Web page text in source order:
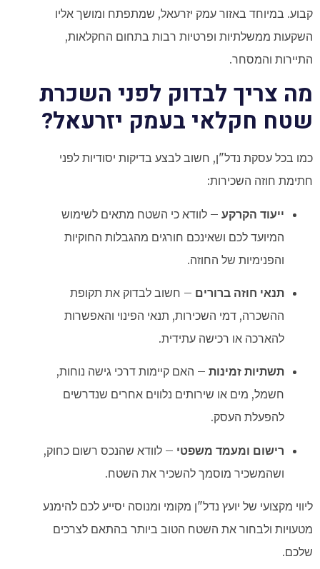
קבוע. במיוחד באזור עמק יזרעאל, שמתפתח ומושך אליו
השקעות ממשלתיות ופרטיות רבות בתחום החקלאות,
התיירות והמסחר.
מה צריך לבדוק לפני השכרת
שטח חקלאי בעמק יזרעאל?
כמו בכל עסקת נדל"ן, חשוב לבצע בדיקות יסודיות לפני
חתימת חוזה השכירות:
ייעוד הקרקע – לוודא כי השטח מתאים לשימוש
המיועד לכם ושאינכם חורגים מהגבלות החוקיות
והפנימיות של החוזה.
תנאי חוזה ברורים – חשוב לבדוק את תקופת
ההשכרה, דמי השכירות, תנאי הפינוי והאפשרות
להארכה או רכישה עתידית.
תשתיות זמינות – האם קיימות דרכי גישה נוחות,
חשמל, מים או שירותים נלווים אחרים שנדרשים
להפעלת העסק.
רישום ומעמד משפטי – לוודא שהנכס רשום כחוק,
ושהמשכיר מוסמך להשכיר את השטח.
ליווי מקצועי של יועץ נדל"ן מקומי ומנוסה יסייע לכם להימנע
מטעויות ולבחור את השטח הטוב ביותר בהתאם לצרכים
שלכם.